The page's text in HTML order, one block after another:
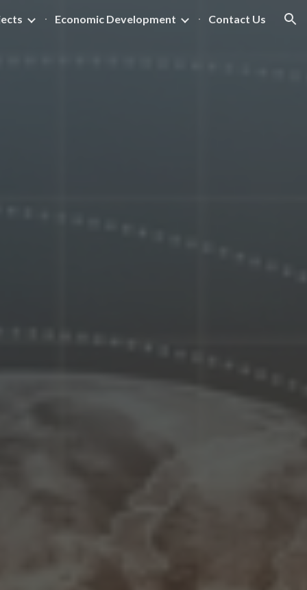
Economic Development Contact Us